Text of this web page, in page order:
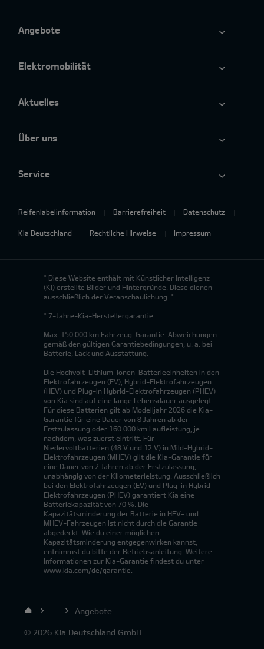
Angebote
Elektromobilität
Aktuelles
Über uns
Service
Reifenlabelinformation Barrierefreiheit Datenschutz
Kia Deutschland Rechtliche Hinweise Impressum
* Diese Website enthält mit Künstlicher Intelligenz
(KI) erstellte Bilder und Hintergründe. Diese dienen
ausschließlich der Veranschaulichung. *
* 7-Jahre-Kia-Herstellergarantie
Max. 150.000 km Fahrzeug-Garantie. Abweichungen
gemäß den gültigen Garantiebedingungen, u. a. bei
Batterie, Lack und Ausstattung.
Die Hochvolt-Lithium-Ionen-Batterieeinheiten in den
Elektrofahrzeugen (EV), Hybrid-Elektrofahrzeugen
(HEV) und Plug-in Hybrid-Elektrofahrzeugen (PHEV)
von Kia sind auf eine lange Lebensdauer ausgelegt.
Für diese Batterien gilt ab Modelljahr 2026 die Kia-
Garantie für eine Dauer von 8 Jahren ab der
Erstzulassung oder 160.000 km Laufleistung, je
nachdem, was zuerst eintritt. Für
Niedervoltbatterien (48 V und 12 V) in Mild-Hybrid-
Elektrofahrzeugen (MHEV) gilt die Kia-Garantie für
eine Dauer von 2 Jahren ab der Erstzulassung,
unabhängig von der Kilometerleistung. Ausschließlich
bei den Elektrofahrzeugen (EV) und Plug-in Hybrid-
Elektrofahrzeugen (PHEV) garantiert Kia eine
Batteriekapazität von 70 %. Die
Kapazitätsminderung der Batterie in HEV- und
MHEV-Fahrzeugen ist nicht durch die Garantie
abgedeckt. Wie du einer möglichen
Kapazitätsminderung entgegenwirken kannst,
entnimmst du bitte der Betriebsanleitung. Weitere
Informationen zur Kia-Garantie findest du unter
www.kia.com/de/garantie.
Angebote
© 2026 Kia Deutschland GmbH